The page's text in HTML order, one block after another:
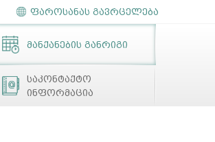
ფაროსანას გავრცელება
მანქანების განრიგი
საკონტაქტო
ინფორმაცია